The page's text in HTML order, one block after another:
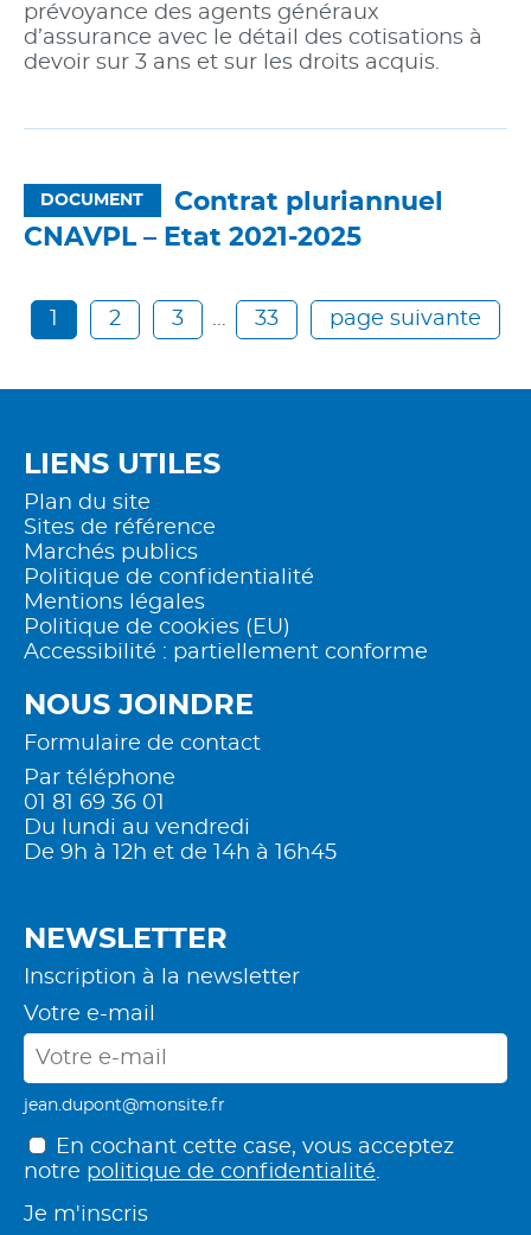
prévoyance des agents généraux
d’assurance avec le détail des cotisations à
devoir sur 3 ans et sur les droits acquis.
DOCUMENT
Contrat pluriannuel
CNAVPL – Etat 2021-2025
2 3 … 33 page suivante
LIENS UTILES
Plan du site
Sites de référence
Marchés publics
Politique de confidentialité
Mentions légales
Politique de cookies (EU)
Accessibilité : partiellement conforme
NOUS JOINDRE
Formulaire de contact
Par téléphone
01 81 69 36 01
Du lundi au vendredi
De 9h à 12h et de 14h à 16h45
NEWSLETTER
Inscription à la newsletter
Votre e-mail
jean.dupont@monsite.fr
En cochant cette case, vous acceptez
notre politique de confidentialité.
Je m'inscris